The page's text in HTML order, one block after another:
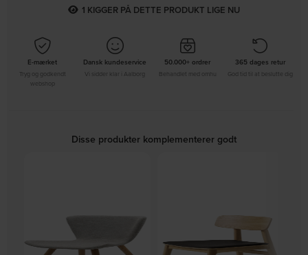
3 KIGGER PÅ DETTE PRODUKT LIGE NU
E-mærket
Tryg og godkendt
Dansk kundeservice
Vi sidder klar i Aalborg
50.000+ ordrer
Behandlet med omhu
365 dages retur
God tid til at beslutte dig
Disse produkter komplementerer godt